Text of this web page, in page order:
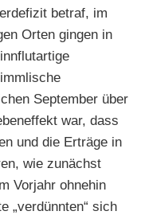
betraf, im
Orten gingen in
September über
war, dass
und die Erträge in
wie zunächst
Vorjahr ohnehin
„verdünnten“ sich